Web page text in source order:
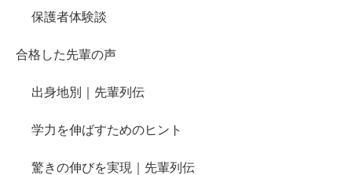
保護者体験談
合格した先輩の声
出身地別｜先輩列伝
学力を伸ばすためのヒント
驚きの伸びを実現｜先輩列伝